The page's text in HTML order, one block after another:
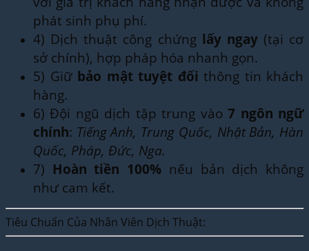
phát sinh phụ phí.
4) Dịch thuật công chứng lấy ngay(tại cơ
sở chính), hợp pháp hóa nhanh gọn.
5) Giữ bảo mật tuyệt đối thông tin khách
hàng.
6) Đội ngũ dịch tập trung vào7 ngôn ngữ
chính: Tiếng Anh, Trung Quốc, Nhật Bản, Hàn
Quốc, Pháp, Đức, Nga.
7) Hoàn tiền 100% nếu bản dịch không
như cam kết.
Tiêu Chuẩn Của Nhân Viên Dịch Thuật: